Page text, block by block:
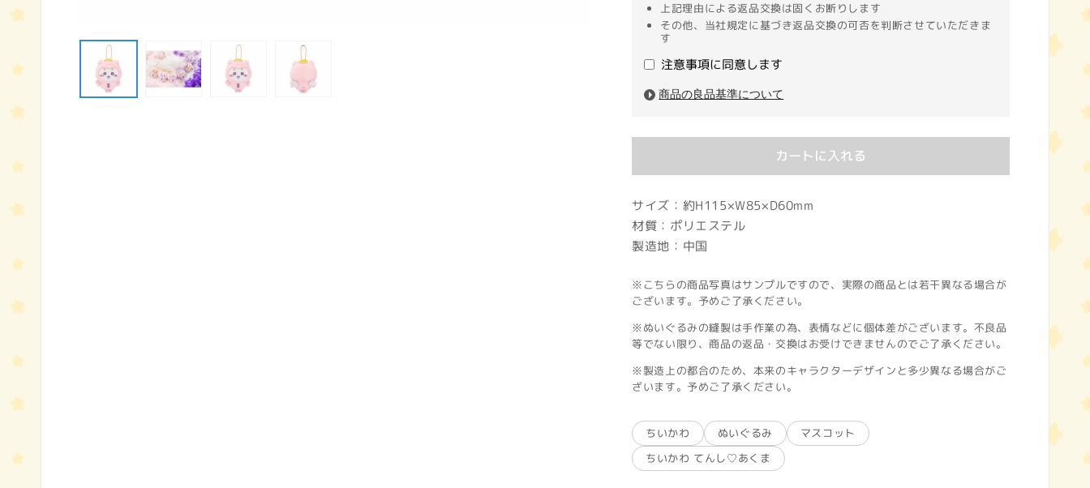
ー
上記理由による返品交換は固くお断りします
その他、当社規定に基づき返品交換の可否を判断させていただきま
す
注意事項に同意します
商品の良品基準について
カートに入れる
サイズ：約H115×W85×D60mm
材質：ポリエステル
製造地：中国
※こちらの商品写真はサンプルですので、実際の商品とは若干異なる場合が
ございます。予めご了承ください。
※ぬいぐるみの縫製は手作業の為、表情などに個体差がございます。不良品
等でない限り、商品の返品・交換はお受けできませんのでご了承ください。
※製造上の都合のため、本来のキャラクターデザインと多少異なる場合がご
ざいます。予めご了承ください。
ちいかわ ぬいぐるみ
マスコット
ちいかわ てんし♡あくま